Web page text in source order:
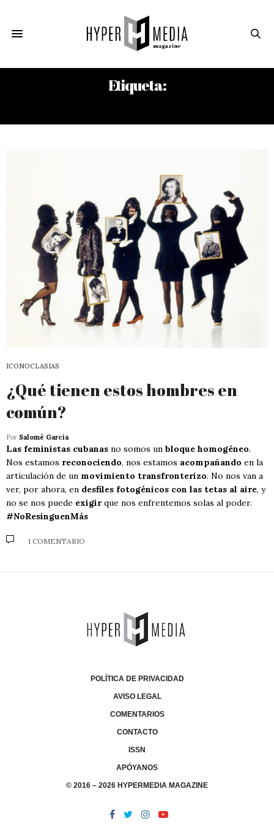
Etiqueta:
ICONOCLASIAS
¿Qué tienen estos hombres en
común?
Por Salomé García
Las feministas cubanas no somos un bloque homogéneo.
Nos estamos reconociendo, nos estamos acompañando en la
articulación de un movimiento transfronterizo. No nos van a
ver, por ahora, en desfiles fotogénicos con las tetas al aire, y
no se nos puede exigirque nos enfrentemos solas al poder.
#NoResinguenMás
1 COMENTARIO
POLÍTICA DE PRIVACIDAD
AVISO LEGAL
COMENTARIOS
CONTACTO
ISSN
APÓYANOS
© 2016 – 2026 HYPERMEDIA MAGAZINE